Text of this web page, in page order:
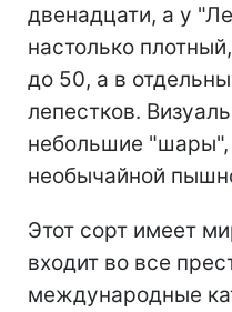
двенадцати, а у
настолько
до 50, а в
лепестков.
небольшие "шары",
необычайной
Этот сорт имеет
входит во все
международные